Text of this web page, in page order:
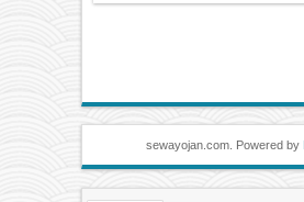
sewayojan.com. Powered by